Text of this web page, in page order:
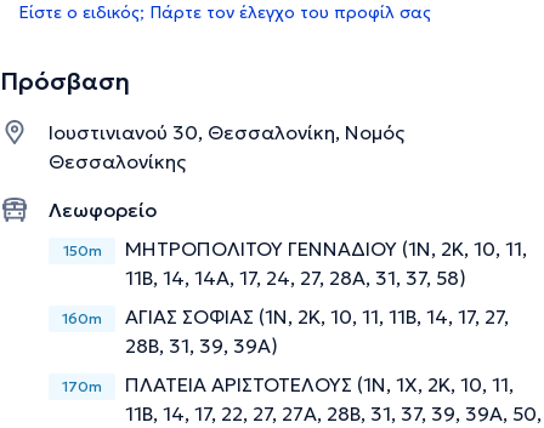
Είστε ο ειδικός; Πάρτε τον έλεγχο του προφίλ σας
Πρόσβαση
Ιουστινιανού 30, Θεσσαλονίκη, Νομός
Θεσσαλονίκης
Λεωφορείο
150m
ΜΗΤΡΟΠΟΛΙΤΟΥ ΓΕΝΝΑΔΙΟΥ (1Ν, 2Κ, 10, 11,
11B, 14, 14Α, 17, 24, 27, 28Α, 31, 37, 58)
160m
ΑΓΙΑΣ ΣΟΦΙΑΣ (1Ν, 2Κ, 10, 11, 11B, 14, 17, 27,
28Β, 31, 39, 39Α)
170m
ΠΛΑΤΕΙΑ ΑΡΙΣΤΟΤΕΛΟΥΣ (1Ν, 1X, 2Κ, 10, 11,
11B, 14, 17, 22, 27, 27Α, 28Β, 31, 37, 39, 39Α, 50,